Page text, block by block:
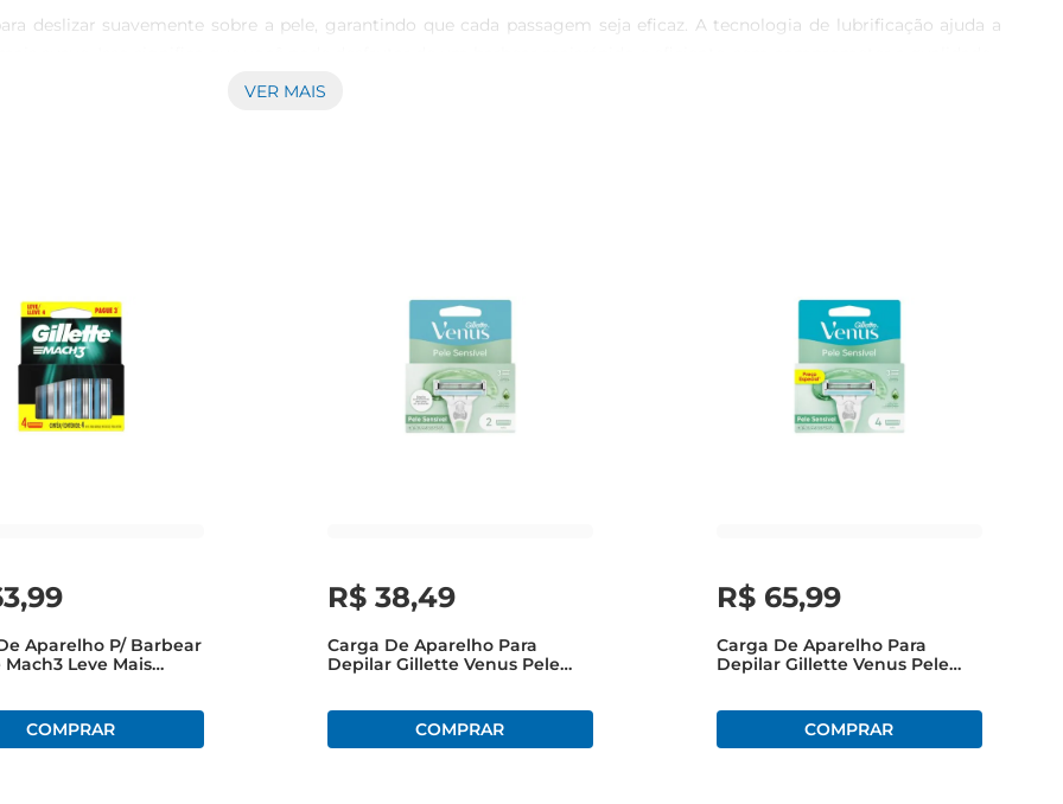
deslizar suavemente sobre a pele, garantindo que cada passagem seja eficaz. A tecnologia de lubrificação ajuda a
VER MAIS
,99
Aparelho P/ Barbear
Leve Mais
R$ 38,49
Carga De Aparelho Para
Depilar Gillette Venus Pele
R$ 65,99
Carga De Aparelho Para
Depilar Gillette Venus Pele